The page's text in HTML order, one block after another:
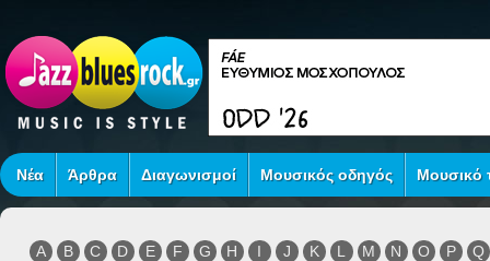
Νέα Άρθρα Διαγωνισμοί Μουσικός οδηγός Μουσικό
A B C D E F G H I J K L M N O P
Q